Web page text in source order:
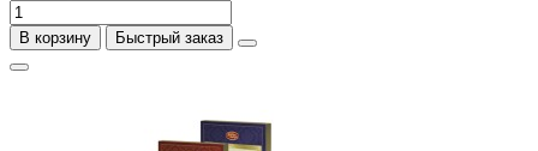
В корзину Быстрый заказ